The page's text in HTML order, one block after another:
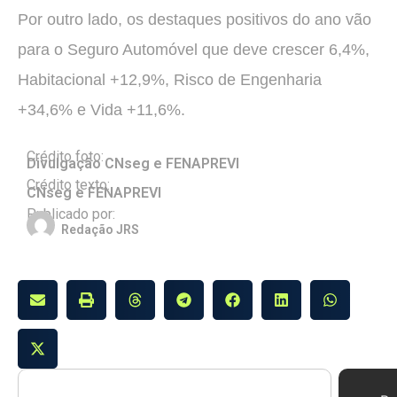
Por outro lado, os destaques positivos do ano vão
para o Seguro Automóvel que deve crescer 6,4%,
Habitacional +12,9%, Risco de Engenharia
+34,6% e Vida +11,6%.
Crédito foto:
Divulgação CNseg e FENAPREVI
Crédito texto:
CNseg e FENAPREVI
Publicado por:
Redação JRS